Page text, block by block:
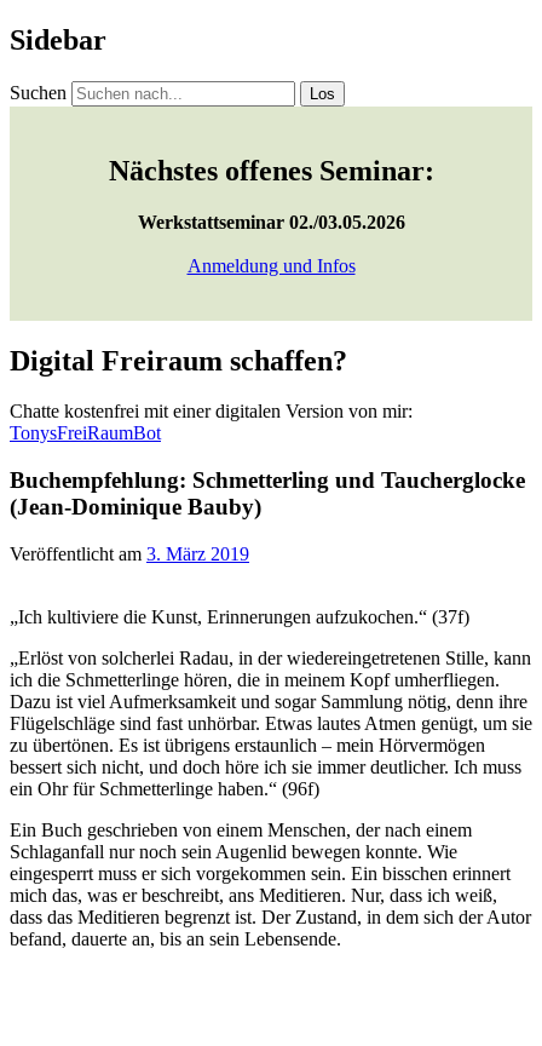
Sidebar
Suchen
Nächstes offenes Seminar:
Werkstattseminar 02./03.05.2026
Anmeldung und Infos
Digital Freiraum schaffen?
Chatte kostenfrei mit einer digitalen Version von mir:
TonysFreiRaumBot
Buchempfehlung: Schmetterling und Taucherglocke
(Jean-Dominique Bauby)
Veröffentlicht am 3. März 2019
„Ich kultiviere die Kunst, Erinnerungen aufzukochen.“ (37f)
„Erlöst von solcherlei Radau, in der wiedereingetretenen Stille, kann
ich die Schmetterlinge hören, die in meinem Kopf umherfliegen.
Dazu ist viel Aufmerksamkeit und sogar Sammlung nötig, denn ihre
Flügelschläge sind fast unhörbar. Etwas lautes Atmen genügt, um sie
zu übertönen. Es ist übrigens erstaunlich – mein Hörvermögen
bessert sich nicht, und doch höre ich sie immer deutlicher. Ich muss
ein Ohr für Schmetterlinge haben.“ (96f)
Ein Buch geschrieben von einem Menschen, der nach einem
Schlaganfall nur noch sein Augenlid bewegen konnte. Wie
eingesperrt muss er sich vorgekommen sein. Ein bisschen erinnert
mich das, was er beschreibt, ans Meditieren. Nur, dass ich weiß,
dass das Meditieren begrenzt ist. Der Zustand, in dem sich der Autor
befand, dauerte an, bis an sein Lebensende.